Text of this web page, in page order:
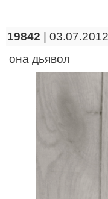
19842 |
она дьявол